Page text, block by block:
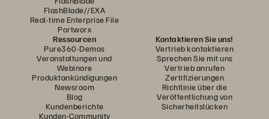
FlashBlade//EXA
Real-time Enterprise File
Portworx
Ressourcen
Pure360-Demos
Veranstaltungen und
Webinare
Produktankündigungen
Newsroom
Blog
Kundenberichte
Kunden-Community
Kontaktieren Sie uns!
Vertrieb kontaktieren
Sprechen Sie mit uns
Vertrieb anrufen
Zertifizierungen
Richtlinie über die
Veröffentlichung von
Sicherheitslücken